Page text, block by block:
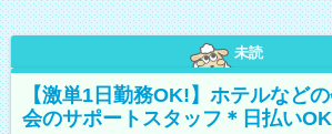
未読
【激単1日勤務OK!】ホテルなど
会のサポートスタッフ＊日払いOK